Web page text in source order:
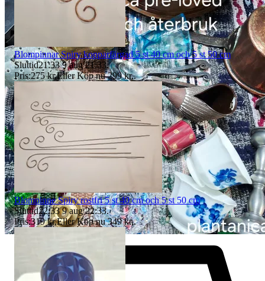
fota allt emballage tills ärendet är klart. Plantanica äger rätten att
besluta om varan skall returneras och full återbetalning skall göras
eller om en ny vara skall skickas, eller om vi kan komma överens
om skälig ersättning om det är mindre skada på varan.
Plantanica innehar F-skatt och alla varor säljs med 25 % moms
Blompinnar Spiry kopparfärgad 5 st 40 cm och 5 st 50 cm
Sluttid21:33 9 aug 21:33.
Pris:275 kr,Eller Köp nu 299 kr,.
Blompinne Spiry rostfri 5 st 40 cm och 5 st 50 cm
Sluttid22:33 9 aug 22:33.
Pris:319 kr,Eller Köp nu 349 kr,.